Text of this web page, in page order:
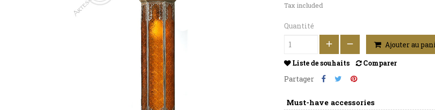
Tax included
Quantité
Ajouter au
Liste de souhaits
Comparer
Partager
Must-have accessories